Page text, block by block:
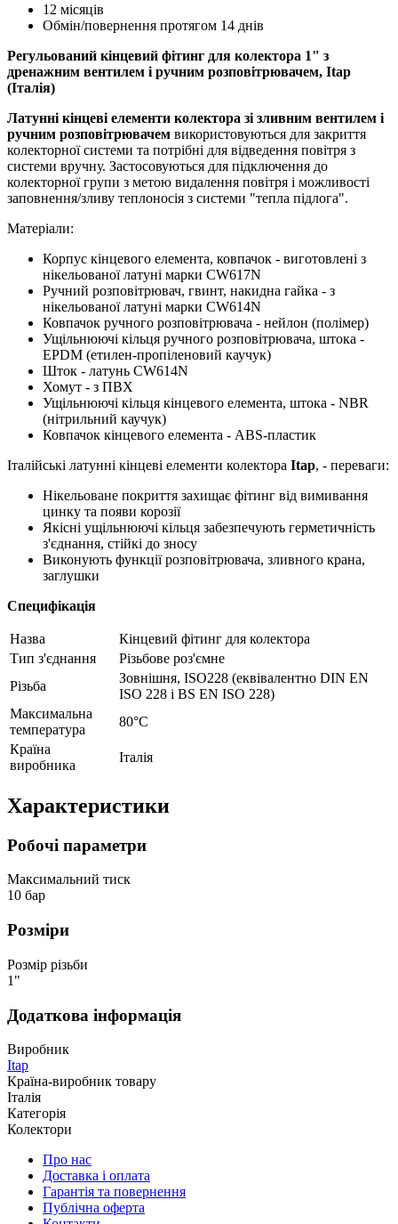
12 місяців
Обмін/повернення протягом 14 днів
Регульований кінцевий фітинг для колектора 1" з
дренажним вентилем і ручним розповітрювачем, Itap
(Італія)
Латунні кінцеві елементи колектора зі зливним вентилем і
ручним розповітрювачем використовуються для закриття
колекторної системи та потрібні для відведення повітря з
системи вручну. Застосовуються для підключення до
колекторної групи з метою видалення повітря і можливості
заповнення/зливу теплоносія з системи "тепла підлога".
Матеріали:
Корпус кінцевого елемента, ковпачок - виготовлені з
нікельованої латуні марки CW617N
Ручний розповітрювач, гвинт, накидна гайка - з
нікельованої латуні марки CW614N
Ковпачок ручного розповітрювача - нейлон (полімер)
Ущільнюючі кільця ручного розповітрювача, штока -
EPDM (етилен-пропіленовий каучук)
Шток - латунь CW614N
Хомут - з ПВХ
Ущільнюючі кільця кінцевого елемента, штока - NBR
(нітрильний каучук)
Ковпачок кінцевого елемента - ABS-пластик
Італійські латунні кінцеві елементи колектора Itap, - переваги:
Нікельоване покриття захищає фітинг від вимивання
цинку та появи корозії
Якісні ущільнюючі кільця забезпечують герметичність
з'єднання, стійкі до зносу
Виконують функції розповітрювача, зливного крана,
заглушки
Специфікація
Назва
Кінцевий фітинг для колектора
Тип з'єднання
Різьбове роз'ємне
Різьба
Зовнішня, ISO228 (еквівалентно DIN EN
ISO 228 і BS EN ISO 228)
Максимальна
температура
80°C
Країна
виробника
Італія
Характеристики
Робочі параметри
Максимальний тиск
10 бар
Розміри
Розмір різьби
1"
Додаткова інформація
Виробник
Itap
Країна-виробник товару
Італія
Категорія
Колектори
Про нас
Доставка і оплата
Гарантія та повернення
Публічна оферта